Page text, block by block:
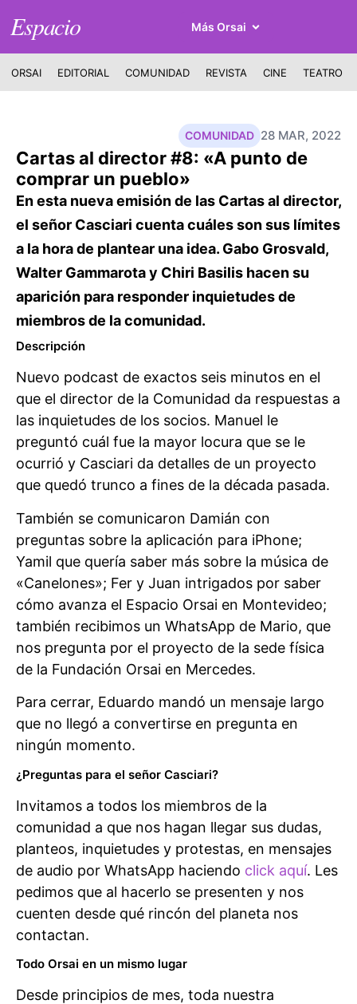
Espacio Más Orsai
ORSAI EDITORIAL COMUNIDAD REVISTA CINE TEATRO
28 MAR, 2022
COMUNIDAD
Cartas al director #8: «A punto de
comprar un pueblo»
En esta nueva emisión de las Cartas al director,
el señor Casciari cuenta cuáles son sus límites
a la hora de plantear una idea. Gabo Grosvald,
Walter Gammarota y Chiri Basilis hacen su
aparición para responder inquietudes de
miembros de la comunidad.
Descripción
Nuevo podcast de exactos seis minutos en el
que el director de la Comunidad da respuestas a
las inquietudes de los socios. Manuel le
preguntó cuál fue la mayor locura que se le
ocurrió y Casciari da detalles de un proyecto
que quedó trunco a fines de la década pasada.
También se comunicaron Damián con
preguntas sobre la aplicación para iPhone;
Yamil que quería saber más sobre la música de
«Canelones»; Fer y Juan intrigados por saber
cómo avanza el Espacio Orsai en Montevideo;
también recibimos un WhatsApp de Mario, que
nos pregunta por el proyecto de la sede física
de la Fundación Orsai en Mercedes.
Para cerrar, Eduardo mandó un mensaje largo
que no llegó a convertirse en pregunta en
ningún momento.
¿Preguntas para el señor Casciari?
Invitamos a todos los miembros de la
comunidad a que nos hagan llegar sus dudas,
planteos, inquietudes y protestas, en mensajes
de audio por WhatsApp haciendo click aquí. Les
pedimos que al hacerlo se presenten y nos
cuenten desde qué rincón del planeta nos
contactan.
Todo Orsai en un mismo lugar
Desde principios de mes, toda nuestra